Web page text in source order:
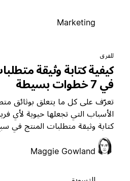
Marketing
على كل ما يتعلق بوثائق
التي تجعلها حيوية لأي فريق
وثيقة متطلبات المنتج في سبع
Maggie Gowland